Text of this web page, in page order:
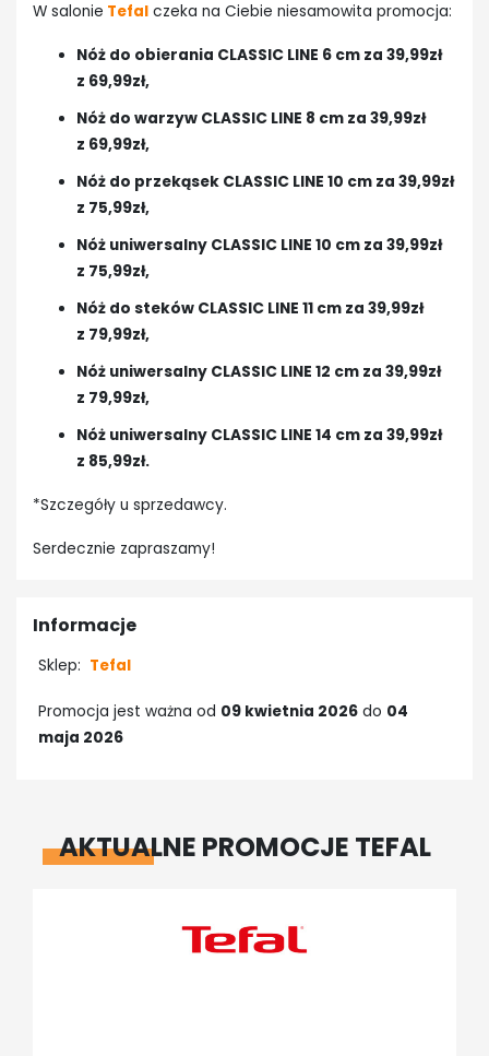
W salonie Tefal czeka na Ciebie niesamowita promocja:
Nóż do obierania CLASSIC LINE 6 cm za 39,99zł
z 69,99zł,
Nóż do warzyw CLASSIC LINE 8 cm za 39,99zł
z 69,99zł,
Nóż do przekąsek CLASSIC LINE 10 cm za 39,99zł
z 75,99zł,
Nóż uniwersalny CLASSIC LINE 10 cm za 39,99zł
z 75,99zł,
Nóż do steków CLASSIC LINE 11 cm za 39,99zł
z 79,99zł,
Nóż uniwersalny CLASSIC LINE 12 cm za 39,99zł
z 79,99zł,
Nóż uniwersalny CLASSIC LINE 14 cm za 39,99zł
z 85,99zł.
*Szczegóły u sprzedawcy.
Serdecznie zapraszamy!
Informacje
Sklep: Tefal
Promocja jest ważna od 09 kwietnia 2026 do 04
maja 2026
AKTUALNE PROMOCJE TEFAL